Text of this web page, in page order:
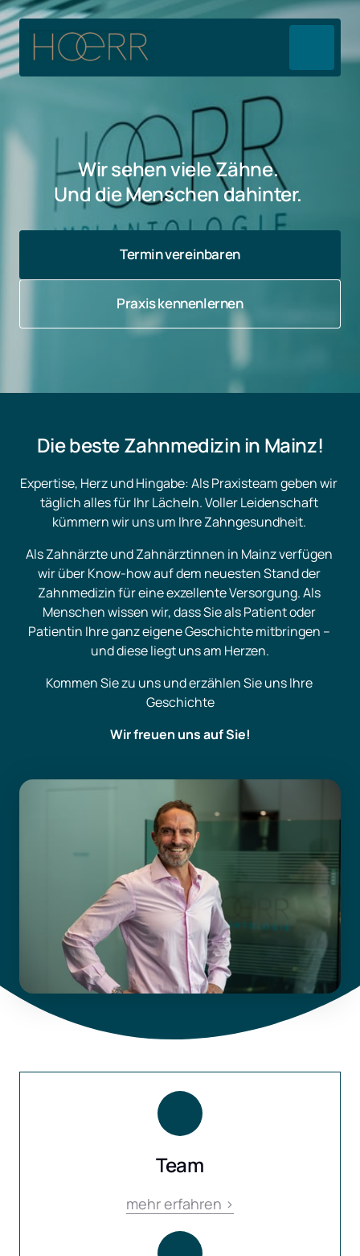
Wir sehen viele Zähne.
Und die Menschen dahinter.
Termin vereinbaren
Praxis kennenlernen
Die beste Zahnmedizin in Mainz!
Expertise, Herz und Hingabe: Als Praxisteam geben wir
täglich alles für Ihr Lächeln. Voller Leidenschaft
kümmern wir uns um Ihre Zahngesundheit.
Als Zahnärzte und Zahnärztinnen in Mainz verfügen
wir über Know-how auf dem neuesten Stand der
Zahnmedizin für eine exzellente Versorgung. Als
Menschen wissen wir, dass Sie als Patient oder
Patientin Ihre ganz eigene Geschichte mitbringen –
und diese liegt uns am Herzen.
Kommen Sie zu uns und erzählen Sie uns Ihre
Geschichte
Wir freuen uns auf Sie!
Team
mehr erfahren >